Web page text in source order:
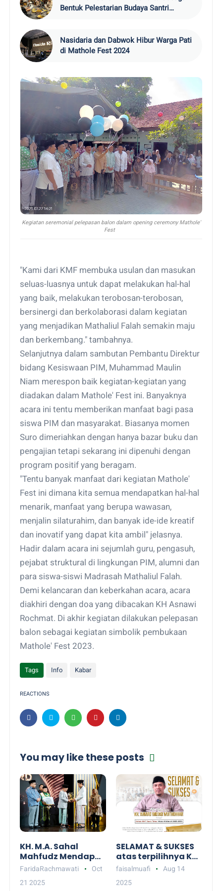
Bentuk Pelestarian Budaya Santri
Nasidaria dan Dabwok Hibur Warga Pati
di Mathole Fest 2024
Kegiatan seremonial pelepasan balon dalam opening ceremony Mathole'
Fest
"Kami dari KMF membuka usulan dan masukan
seluas-luasnya untuk dapat melakukan hal-hal
yang baik, melakukan terobosan-terobosan,
bersinergi dan berkolaborasi dalam kegiatan
yang menjadikan Mathaliul Falah semakin maju
dan berkembang." tambahnya.
Selanjutnya dalam sambutan Pembantu Direktur
bidang Kesiswaan PIM, Muhammad Maulin
Niam merespon baik kegiatan-kegiatan yang
diadakan dalam Mathole' Fest ini. Banyaknya
acara ini tentu memberikan manfaat bagi pasa
siswa PIM dan masyarakat. Biasanya momen
Suro dimeriahkan dengan hanya bazar buku dan
pengajian tetapi sekarang ini dipenuhi dengan
program positif yang beragam.
"Tentu banyak manfaat dari kegiatan Mathole'
Fest ini dimana kita semua mendapatkan hal-hal
menarik, manfaat yang berupa wawasan,
menjalin silaturahim, dan banyak ide-ide kreatif
dan inovatif yang dapat kita ambil" jelasnya.
Hadir dalam acara ini sejumlah guru, pengasuh,
pejabat struktural di lingkungan PIM, alumni dan
para siswa-siswi Madrasah Mathaliul Falah.
Demi kelancaran dan keberkahan acara, acara
diakhiri dengan doa yang dibacakan KH Asnawi
Rochmat. Di akhir kegiatan dilakukan pelepasan
balon sebagai kegiatan simbolik pembukaan
Mathole' Fest 2023.
Tags Info Kabar
REACTIONS
You may like these posts
KH. M.A. Sahal
Mahfudz Mendapat
Penghargaan
Achievement dari
FaridaRachmawati
Oct
21 2025
SELAMAT & SUKSES
atas terpilihnya KH.
Ahmad Mujab
Muthohhar sebagai
Ketua KMF Jawa
faisalmuafi
Aug 14
2025